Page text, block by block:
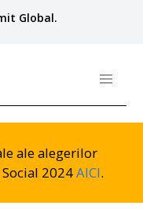
Global.
ale alegerilor
2024AICI.